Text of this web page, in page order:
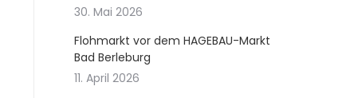
30. Mai 2026
Flohmarkt vor dem HAGEBAU-Markt
Bad Berleburg
11. April 2026